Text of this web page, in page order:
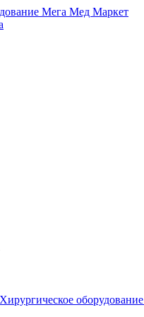
Хирургическое оборудование